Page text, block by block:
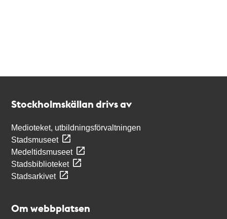
Stockholmskällan drivs av
Medioteket, utbildningsförvaltningen
Stadsmuseet
Medeltidsmuseet
Stadsbiblioteket
Stadsarkivet
Om webbplatsen